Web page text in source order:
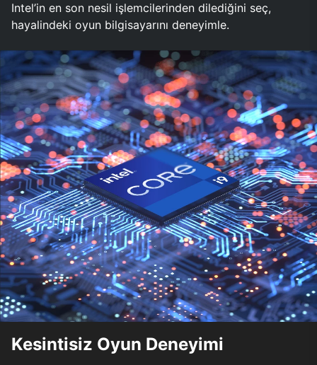
Intel’in en son nesil işlemcilerinden dilediğini seç,
hayalindeki oyun bilgisayarını deneyimle.
Kesintisiz Oyun Deneyimi